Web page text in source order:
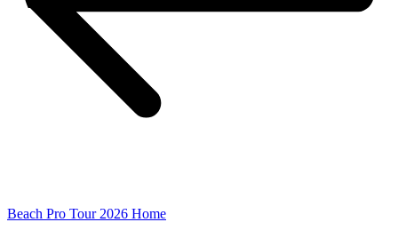
Beach Pro Tour 2026 Home